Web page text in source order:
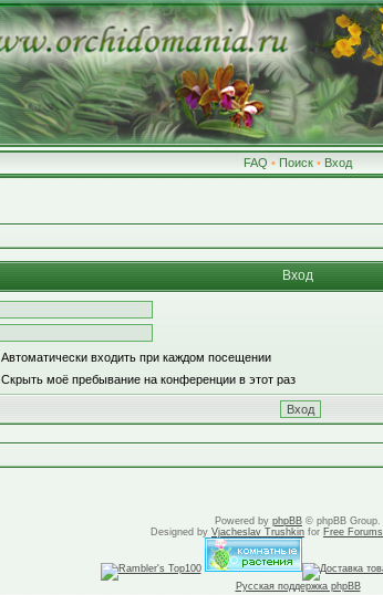
FAQ • Поиск • Вход
Вход
Автоматически входить при каждом посещении
Скрыть моё пребывание на конференции в этот раз
Powered by phpBB © phpBB Group.
Designed by Vjacheslav Trushkin for Free Forums
Русская поддержка phpBB